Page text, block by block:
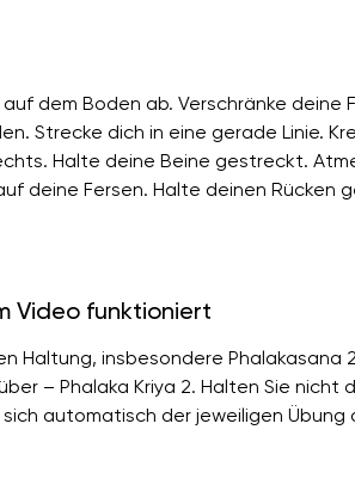
dem Boden ab. Verschränke deine
Strecke dich in eine gerade Linie.
Halte deine Beine gestreckt.
deine Fersen. Halte deinen Rücken
Video funktioniert
Haltung, insbesondere Phalakasana
– Phalaka Kriya 2. Halten Sie nicht
automatisch der jeweiligen Übung